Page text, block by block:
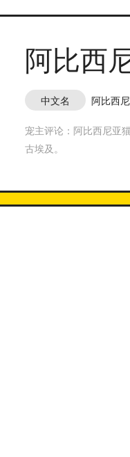
阿比西
中文名 阿比西
宠主评论：阿比西尼亚
古埃及。